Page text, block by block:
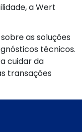
a Wert
as soluções
técnicos.
cuidar da
transações